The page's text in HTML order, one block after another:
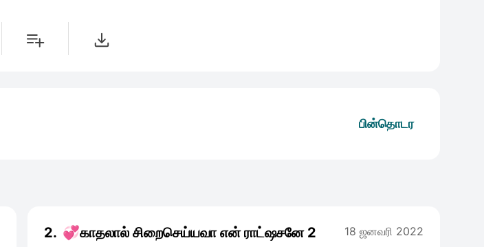
பின்தொடர
2. 💞காதலால் சிறைசெய்யவா என் ராட்ஷசனே 2 18 ஜனவரி 2022